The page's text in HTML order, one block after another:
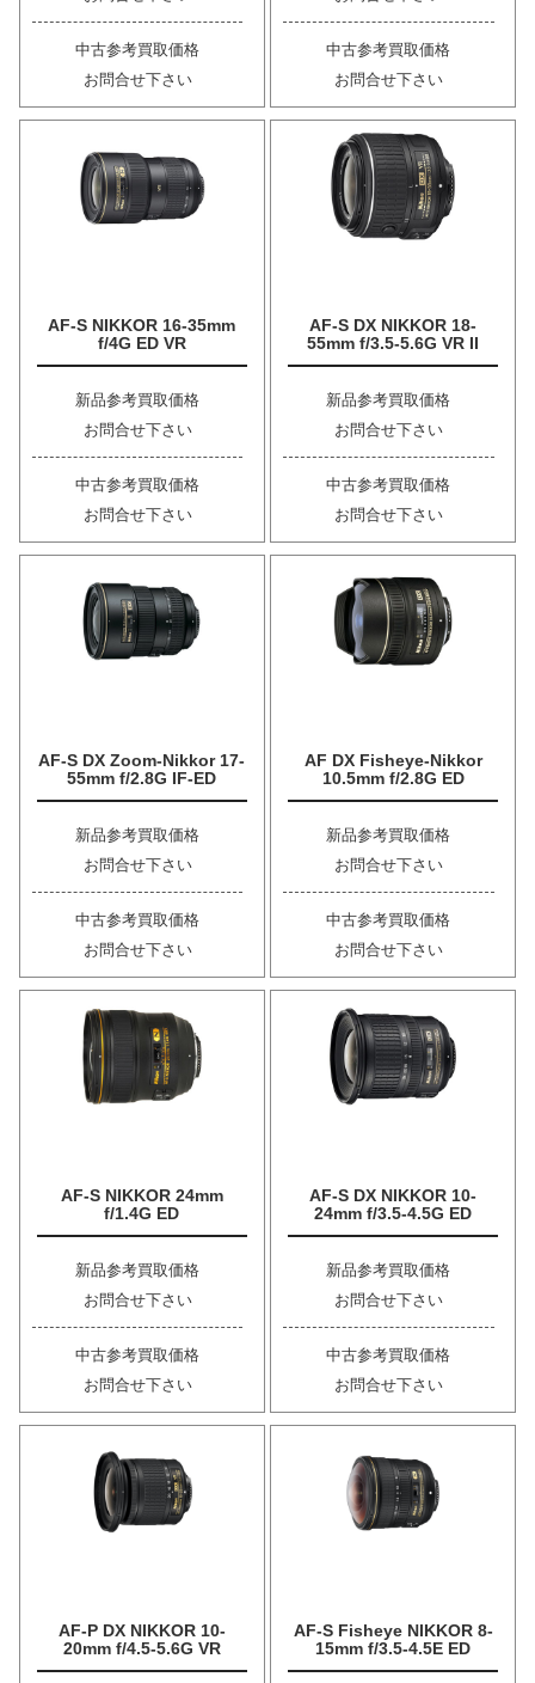
中古参考買取価格
お問合せ下さい
中古参考買取価格
お問合せ下さい
AF-S NIKKOR 16-35mm
f/4G ED VR
新品参考買取価格
お問合せ下さい
中古参考買取価格
お問合せ下さい
AF-S DX NIKKOR 18-
55mm f/3.5-5.6G VR II
新品参考買取価格
お問合せ下さい
中古参考買取価格
お問合せ下さい
AF-S DX Zoom-Nikkor 17-
55mm f/2.8G IF-ED
新品参考買取価格
お問合せ下さい
中古参考買取価格
お問合せ下さい
AF DX Fisheye-Nikkor
10.5mm f/2.8G ED
新品参考買取価格
お問合せ下さい
中古参考買取価格
お問合せ下さい
AF-S NIKKOR 24mm
f/1.4G ED
新品参考買取価格
お問合せ下さい
中古参考買取価格
お問合せ下さい
AF-S DX NIKKOR 10-
24mm f/3.5-4.5G ED
新品参考買取価格
お問合せ下さい
中古参考買取価格
お問合せ下さい
AF-P DX NIKKOR 10-
20mm f/4.5-5.6G VR
AF-S Fisheye NIKKOR 8-
15mm f/3.5-4.5E ED